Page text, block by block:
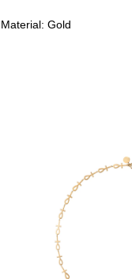
Material: Gold